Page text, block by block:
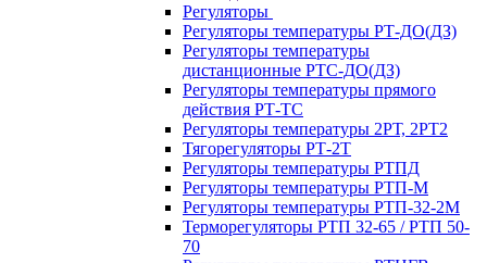
Регуляторы
Регуляторы температуры РТ-ДО(ДЗ)
Регуляторы температуры
дистанционные РТС-ДО(ДЗ)
Регуляторы температуры прямого
действия РТ-ТС
Регуляторы температуры 2РТ, 2РT2
Тягорегуляторы РТ-2Т
Регуляторы температуры РТПД
Регуляторы температуры РТП-M
Регуляторы температуры РТП-32-2М
Терморегуляторы РТП 32-65 / РТП 50-
70